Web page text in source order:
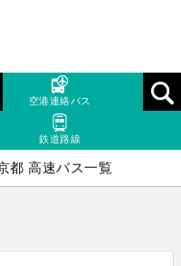
空港連絡バス
鉄道路線
都 高速バス一覧